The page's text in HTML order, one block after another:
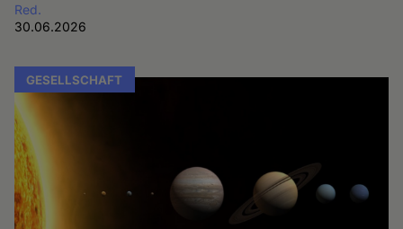
Red.
30.06.2026
GESELLSCHAFT